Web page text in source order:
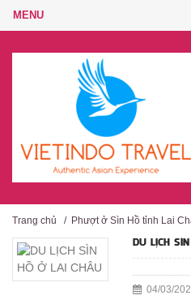
Trang chủ / Phượt ở Sìn Hồ tỉnh Lai
DU LỊCH
04/03/